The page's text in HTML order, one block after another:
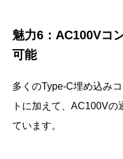
魅力6：AC100Vコ
可能
多くのType-C埋め込み
トに加えて、AC100V
ています。